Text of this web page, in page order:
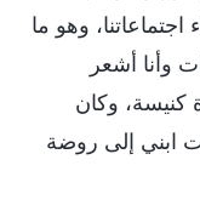
وهو ما
وأنا أشعر
كنيسة، وكان
ابني إلى روضة